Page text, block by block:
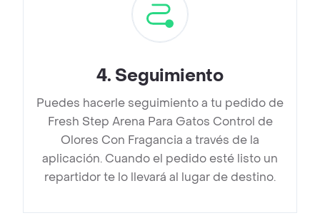
4. Seguimiento
Puedes hacerle seguimiento a tu pedido de
Fresh Step Arena Para Gatos Control de
Olores Con Fragancia a través de la
aplicación. Cuando el pedido esté listo un
repartidor te lo llevará al lugar de destino.